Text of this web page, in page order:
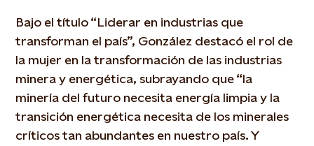
Bajo el título “Liderar en industrias que
transforman el país”, González destacó el rol de
la mujer en la transformación de las industrias
minera y energética, subrayando que “la
minería del futuro necesita energía limpia y la
transición energética necesita de los minerales
críticos tan abundantes en nuestro país. Y